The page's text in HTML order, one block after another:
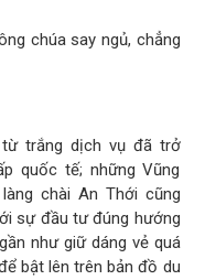
chúa say ngủ, chẳng
từ trắng dịch vụ đã trở
quốc tế; những Vũng
chài An Thới cũng
sự đầu tư đúng hướng
như giữ dáng vẻ quá
bật lên trên bản đồ du